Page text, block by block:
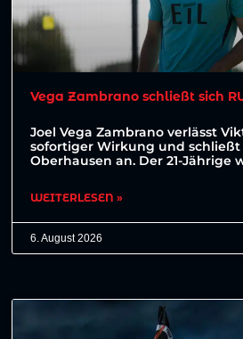
Vega Zambrano schließt sich
Joel Vega Zambrano verlässt
sofortiger Wirkung und schließt
Oberhausen an. Der 21-
WEITERLESEN »
6. August 2026